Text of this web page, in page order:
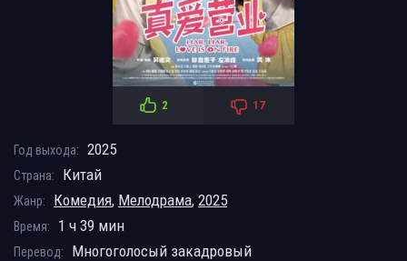
2 17
Год выхода: 2025
Страна: Китай
Жанр: Комедия, Мелодрама, 2025
Время: 1 ч 39 мин
Перевод: Многоголосый закадровый